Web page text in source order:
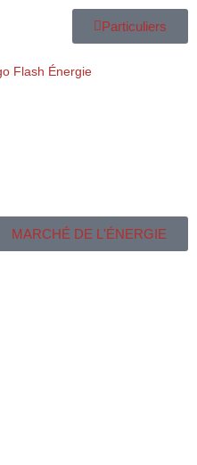
Particuliers
MARCHÉ DE L'ÉNERGIE